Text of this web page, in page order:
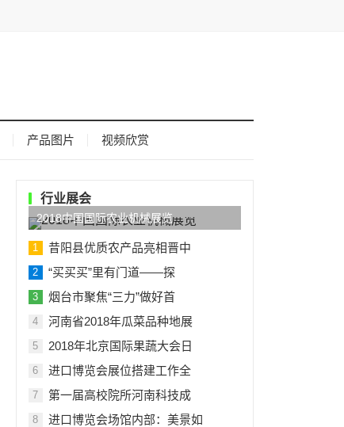
产品图片 视频欣赏
行业展会
2018中国国际农业机械展览
1 昔阳县优质农产品亮相晋中
2 “买买买”里有门道——探
3 烟台市聚焦“三力”做好首
4 河南省2018年瓜菜品种地展
5 2018年北京国际果蔬大会日
6 进口博览会展位搭建工作全
7 第一届高校院所河南科技成
8 进口博览会场馆内部：美景如